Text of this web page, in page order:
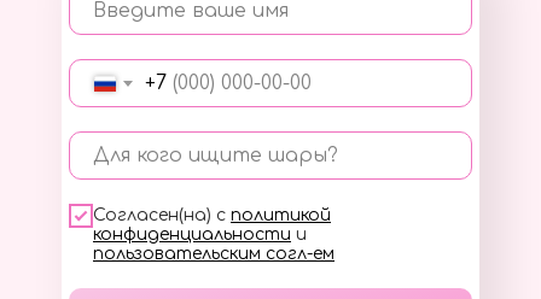
Введите ваше имя
+7
Для кого ищите шары?
Согласен(на) с политикой
конфиденциальности и
пользовательским согл-ем